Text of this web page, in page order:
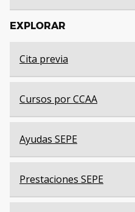
EXPLORAR
Cita previa
Cursos por CCAA
Ayudas SEPE
Prestaciones SEPE